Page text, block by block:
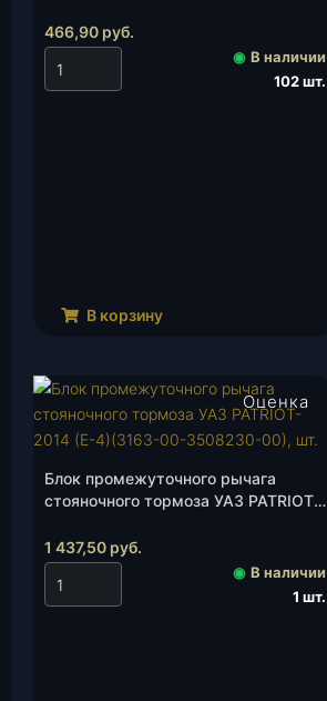
466,90 руб.
◉ В наличии
102 шт.
В корзину
Блок промежуточного рычага
стояночного тормоза УАЗ PATRIOT-
шт.
Оценка
4.67из 5
1 437,50 руб.
◉ В наличии
1 шт.